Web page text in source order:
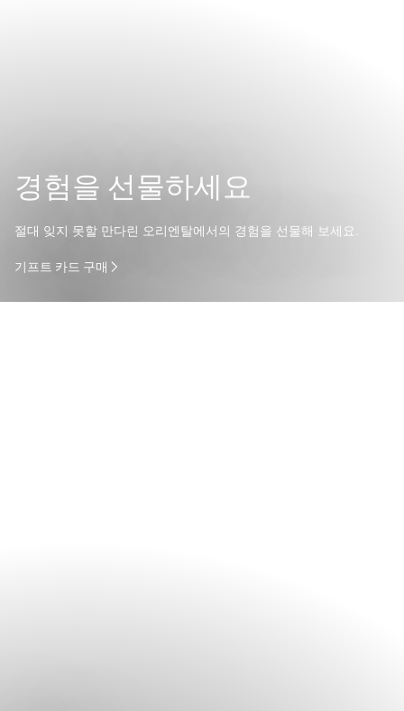
경험을 선물하세요
절대 잊지 못할 만다린 오리엔탈에서의 경험을 선물해 보세요.
기프트 카드 구매